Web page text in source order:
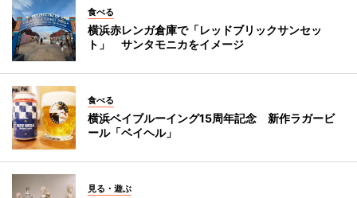
食べる
横浜赤レンガ倉庫で「レッドブリックサンセッ
ト」 サンタモニカをイメージ
食べる
横浜ベイブルーイング15周年記念 新作ラガービ
ール「ベイヘル」
見る・遊ぶ